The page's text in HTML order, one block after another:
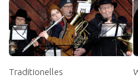
Traditionelles